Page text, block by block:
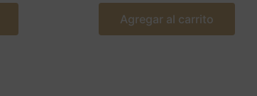
Agregar al carrito